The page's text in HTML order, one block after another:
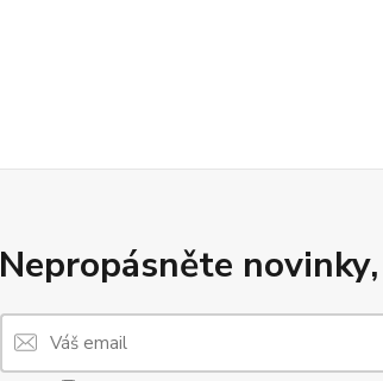
Nepropásněte